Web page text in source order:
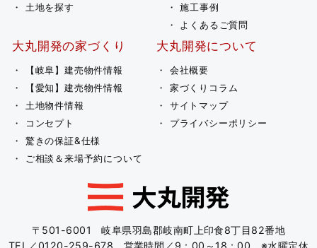
土地を探す
施工事例
よくあるご質問
大丸開発の家づくり
【岐阜】建売物件情報
【愛知】建売物件情報
土地物件情報
コンセプト
驚きの保証&仕様
ご相談＆来場予約について
大丸開発について
会社概要
家づくりコラム
サイトマップ
プライバシーポリシー
〒501-6001 岐阜県羽島郡岐南町上印食8丁目82番地